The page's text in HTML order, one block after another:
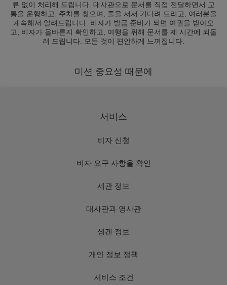
류 없이 처리해 드립니다. 대사관으로 문서를 직접 전달하면서 교
통을 운행하고, 주차를 찾으며, 줄을 서서 기다려 드리고, 여러분을
계속해서 알려드립니다. 비자가 발급 준비가 되면 여권을 받아오
고, 비자가 올바른지 확인하고, 여행을 위해 문서를 제 시간에 되돌
려 드립니다. 모든 것이 편안하게 느껴집니다.
미션 중요성 때문에
서비스
비자 신청
비자 요구 사항을 확인
세관 정보
대사관과 영사관
솅겐 정보
개인 정보 정책
서비스 조건